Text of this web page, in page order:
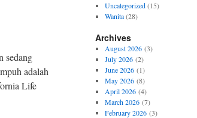
sedang
adalah
Life
Uncategorized(15)
Wanita(28)
Archives
August 2026(3)
July 2026(2)
June 2026(1)
May 2026(8)
April 2026(4)
March 2026(7)
February 2026(3)